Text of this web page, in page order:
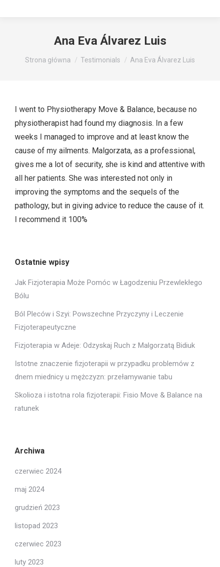
Ana Eva Álvarez Luis
Jesteś tutaj:
Strona główna Testimonials Ana Eva Álvarez Luis
I went to Physiotherapy Move & Balance, because no
physiotherapist had found my diagnosis. In a few
weeks I managed to improve and at least know the
cause of my ailments. Malgorzata, as a professional,
gives me a lot of security, she is kind and attentive with
all her patients. She was interested not only in
improving the symptoms and the sequels of the
pathology, but in giving advice to reduce the cause of it.
I recommend it 100%
Ostatnie wpisy
Jak Fizjoterapia Może Pomóc w Łagodzeniu Przewlekłego
Bólu
Ból Pleców i Szyi: Powszechne Przyczyny i Leczenie
Fizjoterapeutyczne
Fizjoterapia w Adeje: Odzyskaj Ruch z Malgorzatą Bidiuk
Istotne znaczenie fizjoterapii w przypadku problemów z
dnem miednicy u mężczyzn: przełamywanie tabu
Skolioza i istotna rola fizjoterapii: Fisio Move & Balance na
ratunek
Archiwa
czerwiec 2024
maj 2024
grudzień 2023
listopad 2023
czerwiec 2023
luty 2023